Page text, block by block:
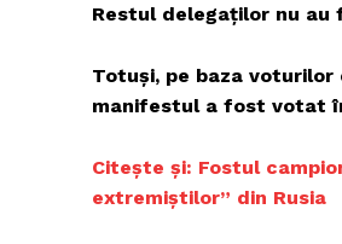
Restul delegaților nu au
Totuși, pe baza
manifestul a fost votat
Citește și: Fostul
extremiştilor” din Rusia